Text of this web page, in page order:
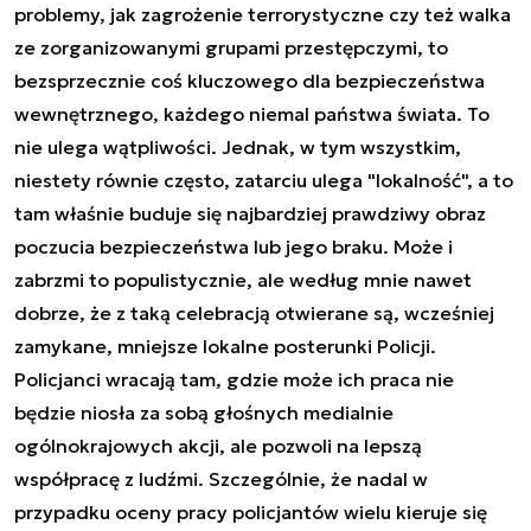
problemy, jak zagrożenie terrorystyczne czy też walka
ze zorganizowanymi grupami przestępczymi, to
bezsprzecznie coś kluczowego dla bezpieczeństwa
wewnętrznego, każdego niemal państwa świata. To
nie ulega wątpliwości. Jednak, w tym wszystkim,
niestety równie często, zatarciu ulega "lokalność", a to
tam właśnie buduje się najbardziej prawdziwy obraz
poczucia bezpieczeństwa lub jego braku. Może i
zabrzmi to populistycznie, ale według mnie nawet
dobrze, że z taką celebracją otwierane są, wcześniej
zamykane, mniejsze lokalne posterunki Policji.
Policjanci wracają tam, gdzie może ich praca nie
będzie niosła za sobą głośnych medialnie
ogólnokrajowych akcji, ale pozwoli na lepszą
współpracę z ludźmi. Szczególnie, że nadal w
przypadku oceny pracy policjantów wielu kieruje się